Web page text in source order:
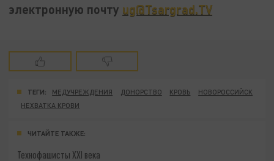
электронную почту ug@Tsargrad.TV
ТЕГИ: МЕДУЧРЕЖДЕНИЯ ДОНОРСТВО КРОВЬ
НОВОРОССИЙСК
НЕХВАТКА КРОВИ
ЧИТАЙТЕ ТАКЖЕ:
Технофашисты XXI века